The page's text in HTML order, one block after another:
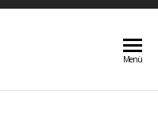
Menü